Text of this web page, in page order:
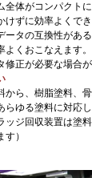
体がコンパクト
けずに効率よくで
ータの互換性があ
よくおこなえます。
修正が必要な場合が
ら、樹脂塗料、
らゆる塗料に対応し
ッジ回収装置は塗
）